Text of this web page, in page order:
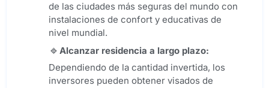
de las ciudades más seguras del mundo con
instalaciones de confort y educativas de
nivel mundial.
Alcanzar residencia a largo plazo:
Dependiendo de la cantidad invertida, los
inversores pueden obtener visados de